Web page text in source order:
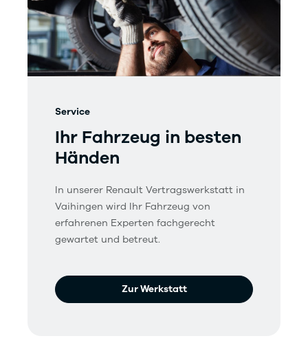
Service
Ihr Fahrzeug in besten
Händen
In unserer Renault Vertragswerkstatt in
Vaihingen wird Ihr Fahrzeug von
erfahrenen Experten fachgerecht
gewartet und betreut.
Zur Werkstatt